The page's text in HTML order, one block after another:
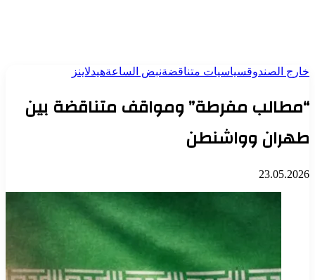
خارج الصندوقسياسيات متناقضةنبض الساعةهيدلاينز
“مطالب مفرطة” ومواقف متناقضة بين
طهران وواشنطن
23.05.2026